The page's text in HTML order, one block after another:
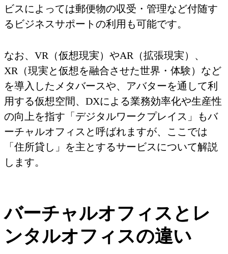
ビスによっては郵便物の収受・管理など付随す
るビジネスサポートの利用も可能です。
なお、VR（仮想現実）やAR（拡張現実）、
XR（現実と仮想を融合させた世界・体験）など
を導入したメタバースや、アバターを通して利
用する仮想空間、DXによる業務効率化や生産性
の向上を指す「デジタルワークプレイス」もバ
ーチャルオフィスと呼ばれますが、ここでは
「住所貸し」を主とするサービスについて解説
します。
バーチャルオフィスとレ
ンタルオフィスの違い